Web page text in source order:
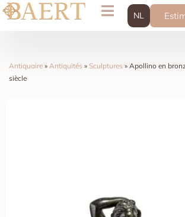
NL
Antiquaire » Antiquités » Sculptures » Apollino en
siècle